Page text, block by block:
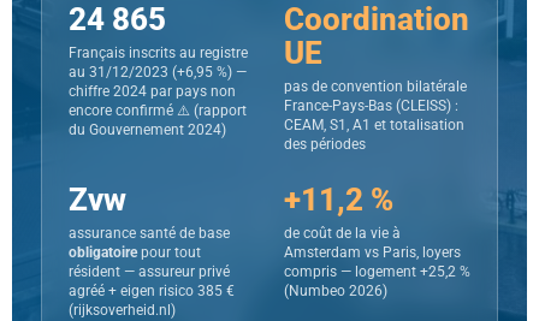
24 865
Français inscrits au registre
au 31/12/2023 (+6,95 %) —
chiffre 2024 par pays non
encore confirmé ⚠️ (rapport
du Gouvernement 2024)
Coordination
UE
pas de convention bilatérale
France-Pays-Bas (CLEISS) :
CEAM, S1, A1 et totalisation
des périodes
Zvw
assurance santé de base
obligatoirepour tout
résident — assureur privé
agréé + eigen risico 385 €
(rijksoverheid.nl)
+11,2 %
de coût de la vie à
Amsterdam vs Paris, loyers
compris — logement +25,2 %
(Numbeo 2026)